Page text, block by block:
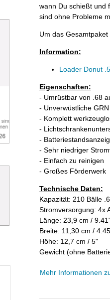
wann Du schießt und
sind ohne Probleme
Um das
Information:
Loader Donut
Eigenschaften:
- Umrüstbar von .68
- Unverwüstliche
- Komplett
-
-
- Sehr niedriger
- Einfach zu reinigen
- Großes Förderwerk
Technische Daten:
Kapazität: 210 Bälle
Stromversorgung: 4x
Länge: 23,9 cm /
Breite: 11,30 cm /
Höhe: 12,7 cm / 5"
Gewicht (ohne
Mehr Informationen